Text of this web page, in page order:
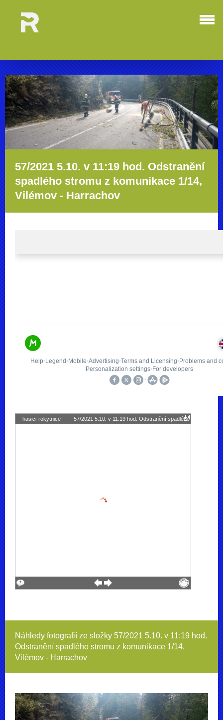
57/2021 5.10. v 11:19 hod. Odstranění
spadlého stromu z komunikace 1/14,
Vilémov - Harrachov
Náhledy fotografií ze složky 57/2021 5.10. v 11:19 hod.
Odstranění spadlého stromu z komunikace 1/14,
Vilémov - Harrachov